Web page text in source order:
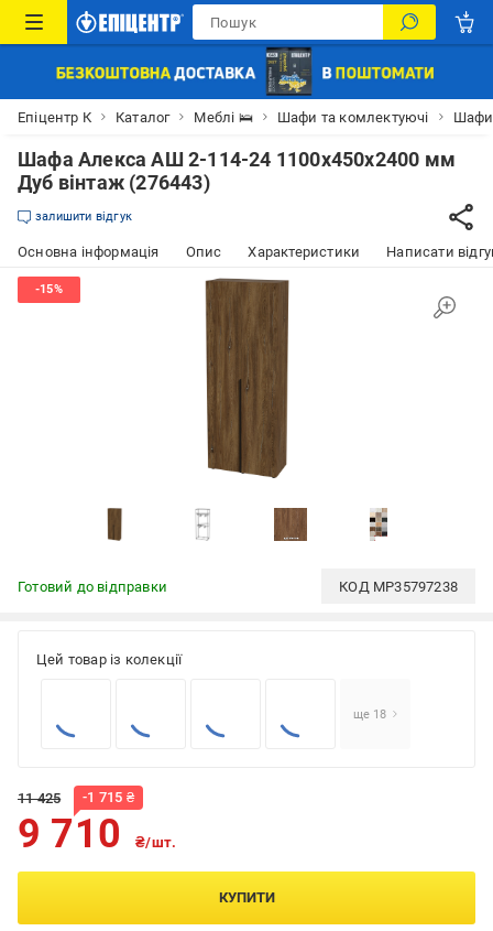
Епіцентр К Каталог Меблі 🛌 Шафи та комлектуючі Шафи
Шафа Алекса АШ 2-114-24 1100x450x2400 мм
Дуб вінтаж (276443)
залишити відгук
Основна інформація Опис Характеристики Написати
Готовий до відправки КОД MP35797238
Цей товар із колекції
ще 18
11 425 -1 715 ₴
9 710 ₴/шт.
КУПИТИ